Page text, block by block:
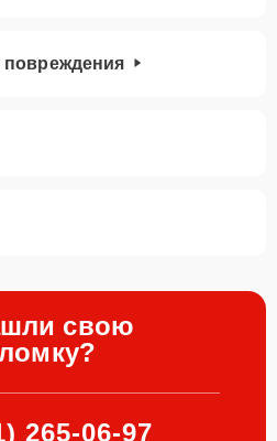
повреждения
свою
265-06-97